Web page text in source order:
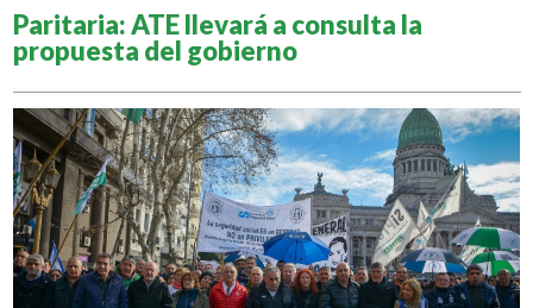
Paritaria: ATE llevará a consulta la
propuesta del gobierno